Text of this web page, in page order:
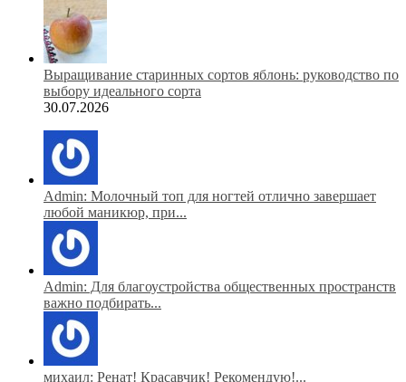
Выращивание старинных сортов яблонь: руководство по
выбору идеального сорта
30.07.2026
Admin: Молочный топ для ногтей отлично завершает
любой маникюр, при...
Admin: Для благоустройства общественных пространств
важно подбирать...
михаил: Ренат! Красавчик! Рекомендую!...